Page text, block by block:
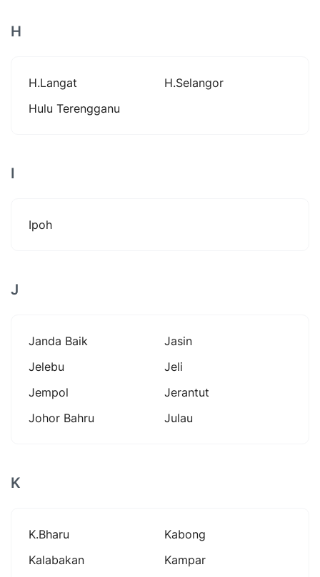
H
H.langat
H.selangor
Hulu Terengganu
I
Ipoh
J
Janda Baik
Jasin
Jelebu
Jeli
Jempol
Jerantut
Johor Bahru
Julau
K
K.bharu
Kabong
Kalabakan
Kampar